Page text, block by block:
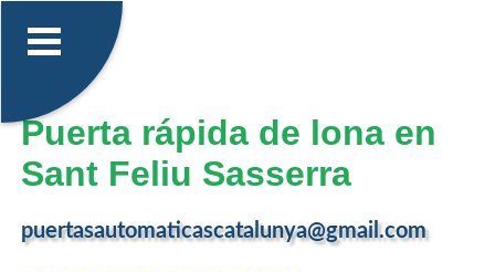
Puerta rápida de lona en
Sant Feliu Sasserra
puertasautomaticascatalunya@gmail.com